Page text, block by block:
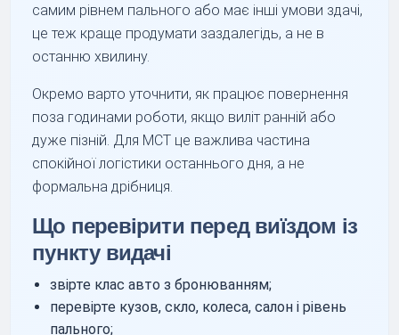
самим рівнем пального або має інші умови здачі,
це теж краще продумати заздалегідь, а не в
останню хвилину.
Окремо варто уточнити, як працює повернення
поза годинами роботи, якщо виліт ранній або
дуже пізній. Для MCT це важлива частина
спокійної логістики останнього дня, а не
формальна дрібниця.
Що перевірити перед виїздом із
пункту видачі
звірте клас авто з бронюванням;
перевірте кузов, скло, колеса, салон і рівень
пального;